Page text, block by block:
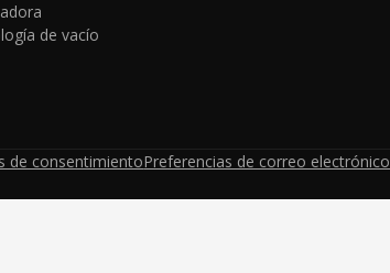
de vacío
de consentimientoPreferencias de correo electrónico